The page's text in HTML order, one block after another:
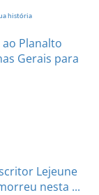
história
Planalto
Gerais para
Lejeune
nesta ...